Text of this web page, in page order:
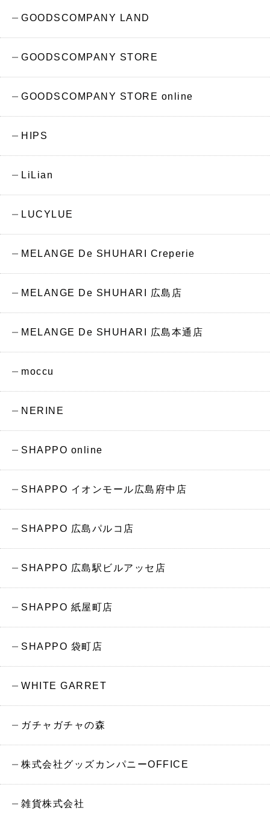
GOODSCOMPANY LAND
GOODSCOMPANY STORE
GOODSCOMPANY STORE online
HIPS
LiLian
LUCYLUE
MELANGE De SHUHARI Creperie
MELANGE De SHUHARI 広島店
MELANGE De SHUHARI 広島本通店
moccu
NERINE
SHAPPO online
SHAPPO イオンモール広島府中店
SHAPPO 広島パルコ店
SHAPPO 広島駅ビルアッセ店
SHAPPO 紙屋町店
SHAPPO 袋町店
WHITE GARRET
ガチャガチャの森
株式会社グッズカンパニーOFFICE
雑貨株式会社